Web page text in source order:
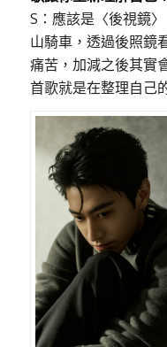
S：應該是〈後視鏡
山騎車，透過後照鏡
痛苦，加減之後其實
首歌就是在整理自己